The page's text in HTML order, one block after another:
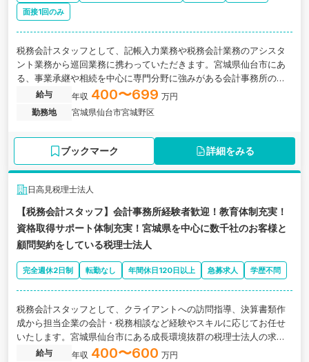
面接1回のみ
税務会計スタッフとして、記帳入力業務や税務会計業務のアシスタ
ント業務から巡回業務に携わっていただきます。宮城県仙台市にあ
る、事業承継や相続を中心に専門分野に強みがある会計事務所の求
人です。
給与 年収 400〜699 万円
勤務地
宮城県仙台市宮城野区
ブックマーク 詳細をみる
日高見税理士法人
【税務会計スタッフ】会計事務所経験者歓迎！教育体制充実！
資格取得サポート体制充実！宮城県を中心に数千社のお客様と
顧問契約をしている税理士法人
完全週休2日制 転勤なし 年間休日120日以上 急募求人 学歴不問
税務会計スタッフとして、クライアントへの訪問指導、決算書類作
成から担当企業の会計・税務相談など経験やスキルに応じてお任せ
いたします。宮城県仙台市にある成長環境抜群の税理士法人の求人
です。給与 年収 400〜600 万円